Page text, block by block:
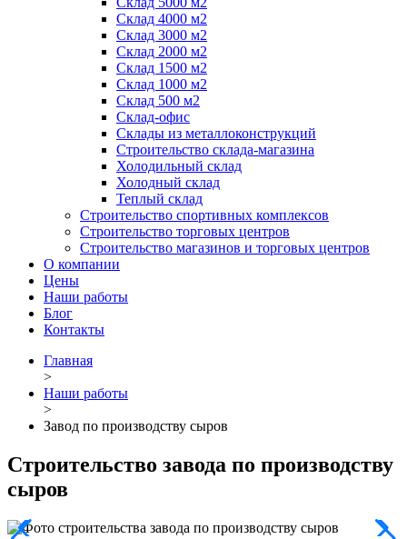
Склад 4000 м2
Склад 3000 м2
Склад 2000 м2
Склад 1500 м2
Склад 1000 м2
Склад 500 м2
Склад-офис
Склады из металлоконструкций
Строительство склада-магазина
Холодильный склад
Холодный склад
Теплый склад
Строительство спортивных комплексов
Строительство торговых центров
Строительство магазинов и торговых центров
О компании
Цены
Наши работы
Блог
Контакты
Главная
>
Наши работы
>
Завод по производству сыров
Строительство завода по производству
сыров